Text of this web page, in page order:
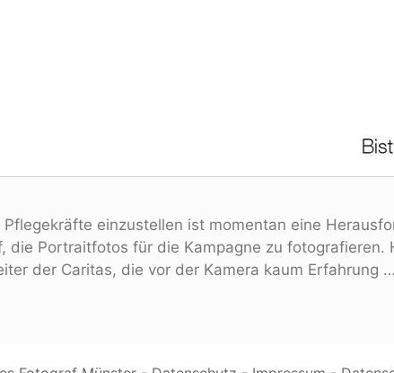
einzustellen ist momentan eine
Portraitfotos für die Kampagne zu
der Caritas, die vor der Kamera kaum Erfahrung …